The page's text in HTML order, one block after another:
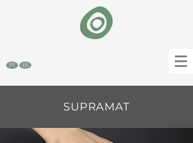
PT EN
SUPRAMAT